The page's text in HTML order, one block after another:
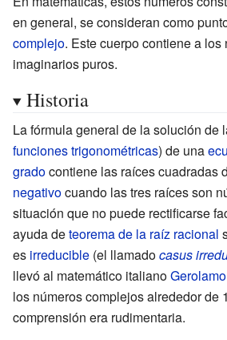
en general, se consideran como
complejo. Este cuerpo contiene a
imaginarios puros.
Historia
La fórmula general de la solución de
funciones trigonométricas) de una
gradocontiene las raíces cuadradas
negativocuando las tres raíces son
situación que no puede rectificarse
ayuda deteorema de la raíz racional
es irreducible (el llamadocasus
llevó al matemático italiano
los números complejos alrededor de
comprensión era rudimentaria.